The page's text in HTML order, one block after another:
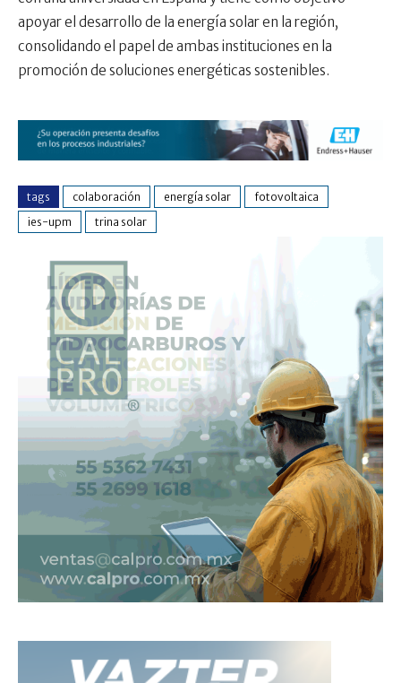
apoyar el desarrollo de la energía solar en la región,
consolidando el papel de ambas instituciones en la
promoción de soluciones energéticas sostenibles.
tags colaboración energía solar
fotovoltaica
ies-upm
trina solar